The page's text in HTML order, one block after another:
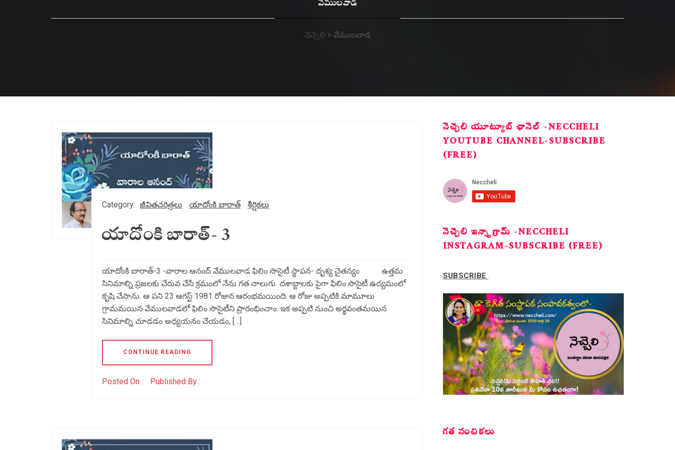
వేములవాడ
నెచ్చెలి > వేములవాడ
Category: జీవితచరిత్రలు యాదోంకి బారాత్ శీర్షికలు
యాదోంకి బారాత్- 3
యాదోంకి బారాత్-3 -వారాల ఆనంద్ వేములవాడ ఫిలిం సొసైటీ స్థాపన- దృశ్య చైతన్యం ఉత్తమ
సినిమాల్ని ప్రజలకు చేరువ చేసే క్రమంలో నేను గత నాలుగు దశాబ్దాలకు పైగా ఫిలిం సొసైటీ ఉద్యమంలో
కృషి చేసాను. ఆ పని 23 ఆగస్ట్ 1981 రోజున ఆరంభమయింది. ఆ రోజు అప్పటికి మామూలు
గ్రామమయిన వేములవాడలో ఫిలిం సొసైటీని ప్రారంభించాం. ఇక అప్పటి నుంచి అర్థవంతమయిన
సినిమాల్ని చూడడం అధ్యయనం చేయడం, […]
CONTINUE READING
Posted On : Published By :
నెచ్చెలి యూట్యూబ్ ఛానెల్ -NECCHELI
YOUTUBE CHANNEL-SUBSCRIBE
(FREE)
నెచ్చెలి ఇన్స్టాగ్రామ్ -NECCHELI
INSTAGRAM-SUBSCRIBE (FREE)
SUBSCRIBE
గత సంచికలు